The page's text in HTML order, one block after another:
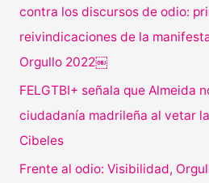
contra los discursos de odio:
reivindicaciones de la
Orgullo 2022￼
FELGTBI+ señala que Almeida
ciudadanía madrileña al vetar
Cibeles
Frente al odio: Visibilidad,